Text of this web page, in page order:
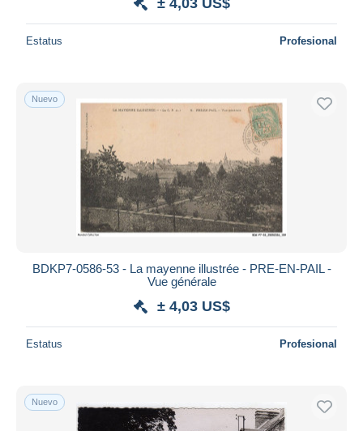
Estatus Profesional
Nuevo
BDKP7-0586-53 - La mayenne illustrée - PRE-EN-PAIL -
Vue générale
± 4,03 US$
Estatus Profesional
Nuevo